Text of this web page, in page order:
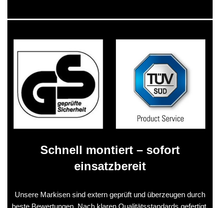
Schnell montiert – sofort
einsatzbereit
Unsere Markisen sind extern geprüft und überzeugen durch
beste Bewertungen. Nach klaren Qualitätsstandards gefertigt,